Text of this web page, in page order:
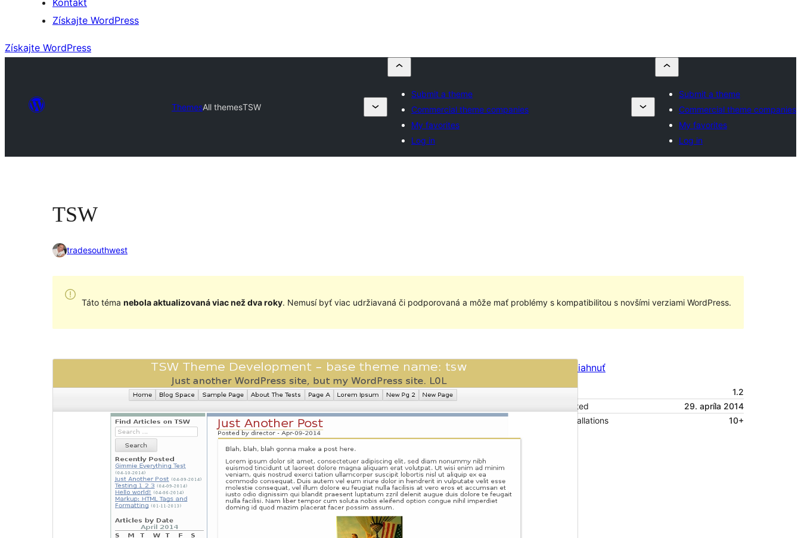
Kontakt
Získajte WordPress
Získajte WordPress
ThemesAll themesTSW
Submit a theme
Commercial theme companies
My favorites
Log in
Submit a theme
Commercial theme companies
My favorites
Log in
TSW
tradesouthwest
Táto téma nebola aktualizovaná viac než dva roky. Nemusí byť viac udržiavaná či podporovaná a môže mať problémy s kompatibilitou s novšími verziami WordPress.
Stiahnuť
1.2
Last updated
29. apríla 2014
Active installations
10+